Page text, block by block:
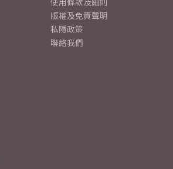
版權及免責聲明
私隱政策
聯絡我們